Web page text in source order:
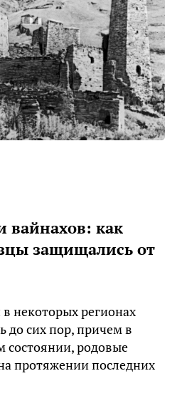
вайнахов: как
защищались от
некоторых регионах
до сих пор, причем в
состоянии, родовые
протяжении последних